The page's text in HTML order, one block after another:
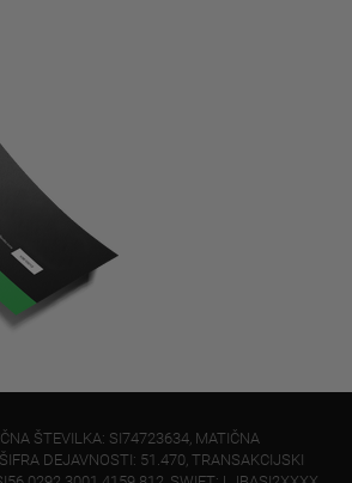
ŠTEVILKA: SI74723634, MATIČNA
DEJAVNOSTI: 51.470, TRANSAKCIJSKI